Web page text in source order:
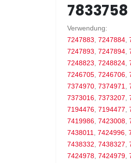
7833758
Verwendung:
7247883,7247884,
7247893,7247894,
7248823,7248824,
7246705,7246706,
7374970,7374971,
7373016,7373207,
7194476,7194477,
7419986,7423008,
7438011,7424996,
7438332,7438327,
7424978,7424979,